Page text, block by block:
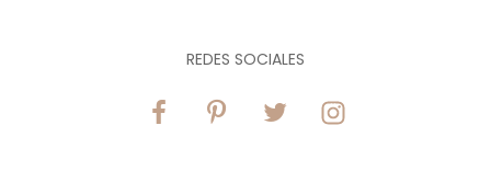
REDES SOCIALES